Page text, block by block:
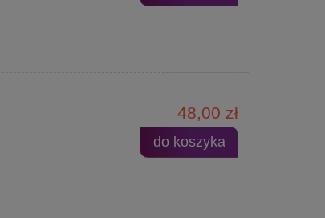
48,00 zł
do koszyka